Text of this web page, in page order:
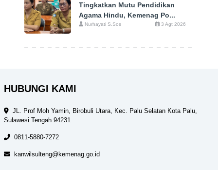
Tingkatkan Mutu Pendidikan
Agama Hindu, Kemenag Po...
Nurhayati S.Sos 3 Agt 2026
HUBUNGI KAMI
JL. Prof Moh Yamin, Birobuli Utara, Kec. Palu Selatan Kota Palu,
Sulawesi Tengah 94231
0811-5880-7272
kanwilsulteng@kemenag.go.id